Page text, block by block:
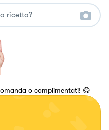
o complimentati! 😋